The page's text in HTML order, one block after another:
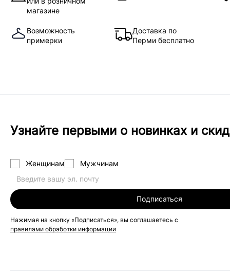
магазине
Возможность
примерки
Доставка по
Перми бесплатно
Узнайте первыми о новинках и
Женщинам Мужчинам
Подписаться
Нажимая на кнопку «Подписаться», вы соглашаетесь с
правилами обработки информации